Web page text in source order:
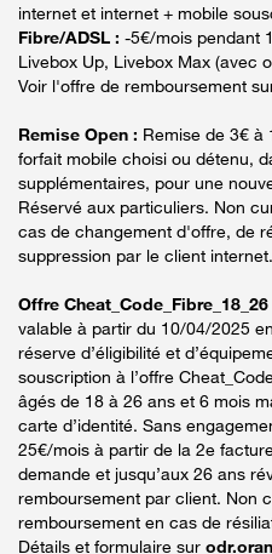
internet et internet + mobile
Fibre/ADSL : -5€/mois pendant
Livebox Up, Livebox Max (avec
Voir l'offre de remboursement
Remise Open : Remise de 3€ à
forfait mobile choisi ou détenu,
supplémentaires, pour une
Réservé aux particuliers. Non
cas de changement d'offre, de
suppression par le client internet.
Offre Cheat_Code_Fibre_18_26
valable à partir du 10/04/2025
réserve d’éligibilité et
souscription à l’offre
âgés de 18 à 26 ans et 6 mois
carte d’identité. Sans
25€/mois à partir de la 2e
demande et jusqu’aux 26 ans
remboursement par client. Non
remboursement en cas de
Détails et formulaire sur